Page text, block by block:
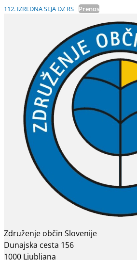
112. IZREDNA SEJA DZ RS Prenos
Združenje občin Slovenije
Dunajska cesta 156
1000 Ljubljana